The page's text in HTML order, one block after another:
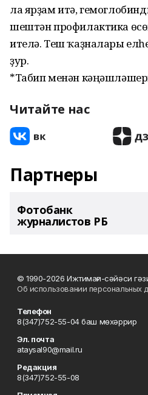
ла ярҙам итә,
шештән профилактика
ителә. Теш ҡаҙналары
ҙур.
*Табип менән
Читайте нас
Партнеры
Фотобанк
журналистов РБ
© 1990-2026 Ижтимағи-сәйәси
Об использовании персональных
Телефон
8(347)752-55-04 баш мөхәррир
Эл. почта
ataysal90@mail.ru
Редакция
8(347)752-55-08